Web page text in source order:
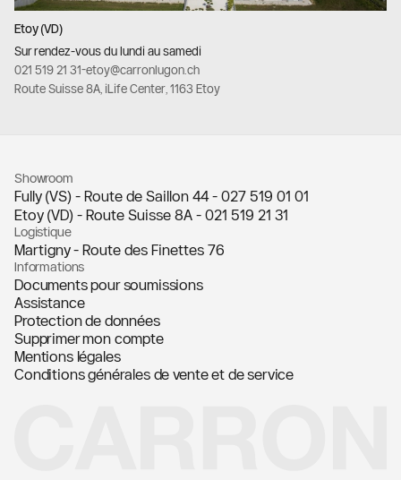
Etoy (VD)
Sur rendez-vous du lundi au samedi
021 519 21 31-etoy@carronlugon.ch
Route Suisse 8A, iLife Center, 1163 Etoy
Showroom
Fully (VS) - Route de Saillon 44 - 027 519 01 01
Etoy (VD) - Route Suisse 8A - 021 519 21 31
Logistique
Martigny - Route des Finettes 76
Informations
Documents pour soumissions
Assistance
Protection de données
Supprimer mon compte
Mentions légales
Conditions générales de vente et de service